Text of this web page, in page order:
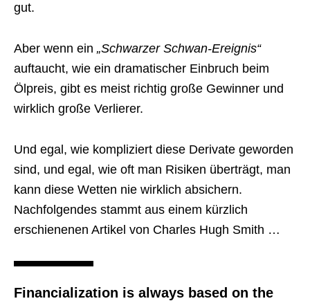
gut.
Aber wenn ein „Schwarzer Schwan-Ereignis“
auftaucht, wie ein dramatischer Einbruch beim
Ölpreis, gibt es meist richtig große Gewinner und
wirklich große Verlierer.
Und egal, wie kompliziert diese Derivate geworden
sind, und egal, wie oft man Risiken überträgt, man
kann diese Wetten nie wirklich absichern.
Nachfolgendes stammt aus einem kürzlich
erschienenen Artikel von Charles Hugh Smith …
Financialization is always based on the